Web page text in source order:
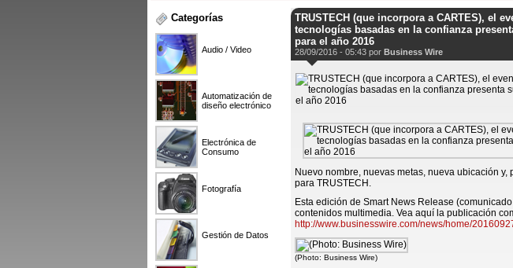
Categorías
Audio / Video
Automatización de
diseño electrónico
Electrónica de
Consumo
Fotografía
Gestión de Datos
TRUSTECH (que incorpora a CARTES), el
tecnologías basadas en la confianza
para el año 2016
28/09/2016 - 05:43 por Business Wire
Nuevo nombre, nuevas metas, nueva ubicación y,
para TRUSTECH.
Esta edición de Smart News Release
contenidos multimedia. Vea aquí la publicación
http://www.businesswire.com/news/home/
(Photo: Business Wire)